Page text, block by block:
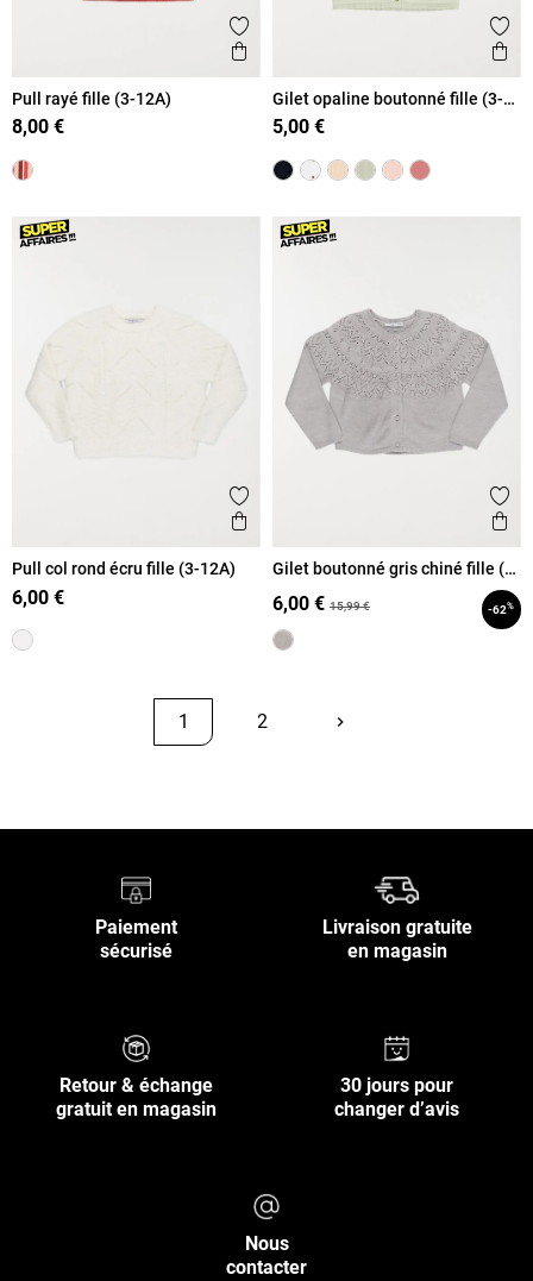
Ajouter aux favoris
Aperçu rapide
Pull rayé fille (3-12A)
8,00 €
Gilet opaline boutonné fille (3-
12A)
5,00 €
Ajouter aux favoris
Aperçu rapide
Pull col rond écru fille (3-12A)
6,00 €
Gilet boutonné gris chiné fille (3-
6,00 € 15,99 € -62%
1 2 keyboard_arrow_rightSuivant
Paiement
sécurisé
Livraison gratuite
en magasin
Retour & échange
gratuit en magasin
30 jours pour
changer d’avis
Nous
contacter